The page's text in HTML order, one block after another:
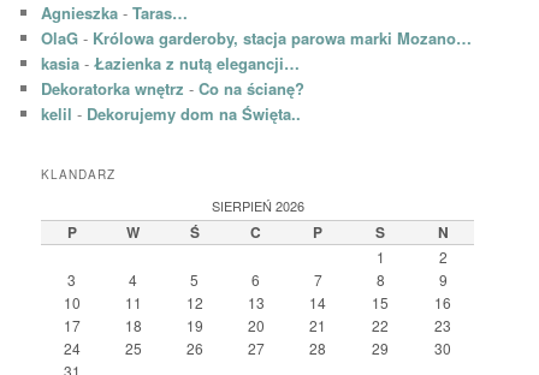
Agnieszka -Taras…
OlaG - Królowa garderoby, stacja parowa marki Mozano…
kasia -Łazienka z nutą elegancji…
Dekoratorka wnętrz -Co na ścianę?
kelil - Dekorujemy dom na Święta..
KLANDARZ
SIERPIEŃ 2026
P W Ś C P S N
1
2
3
4 5 6 7 8
9
10
11 12 13 14 15
16
17
18 19 20 21 22
23
24
25 26 27 28 29
30
31